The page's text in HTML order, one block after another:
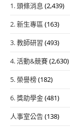
1. 頭條消息 (2,439)
2. 新生專區 (163)
3. 教師研習 (493)
4. 活動&競賽(2,630)
5. 榮譽榜(182)
6. 獎助學金(481)
人事室公告(138)